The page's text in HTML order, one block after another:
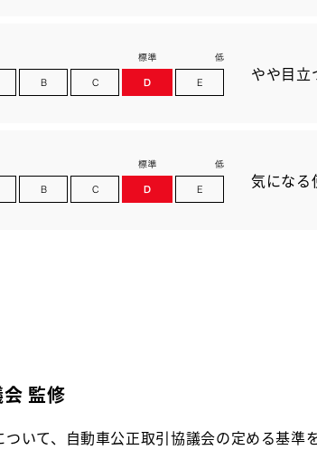
やや目立
気になる
監修
いて、自動車公正取引協議会の定める基準